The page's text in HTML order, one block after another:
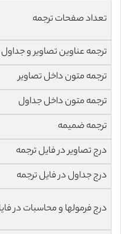
تعداد صفحات ترجمه
ترجمه عناوین تصاویر و جداول
ترجمه متون داخل تصاویر
ترجمه متون داخل جداول
ترجمه ضمیمه
درج تصاویر در فایل ترجمه
درج جداول در فایل ترجمه
درج فرمولها و محاسبات در